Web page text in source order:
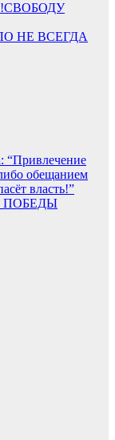
СВОБОДУ
НЕ ВСЕГДА
“Привлечение
обещанием
власть!”
ПОБЕДЫ